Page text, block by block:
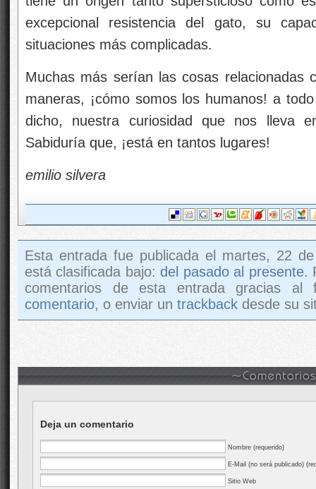
excepcional resistencia del gato, su
situaciones más complicadas.
Muchas más serían las cosas relacionadas
maneras, ¡cómo somos los humanos! a
dicho, nuestra curiosidad que nos lleva
Sabiduría que, ¡está en tantos lugares!
emilio silvera
Esta entrada fue publicada el martes, 22
está clasificada bajo: del pasado al presente.
comentarios de esta entrada gracias
comentario, o enviar un trackback desde su
Deja un comentario
Nombre (requerido)
E-Mail (no será publicado)
Sitio Web